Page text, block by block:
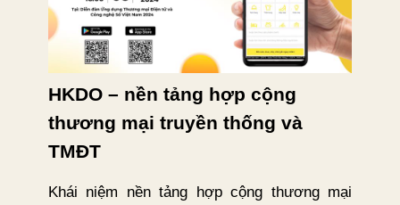
HKDO – nền tảng hợp cộng
thương mại truyền thống và
TMĐT
Khái niệm nền tảng hợp cộng thương mại